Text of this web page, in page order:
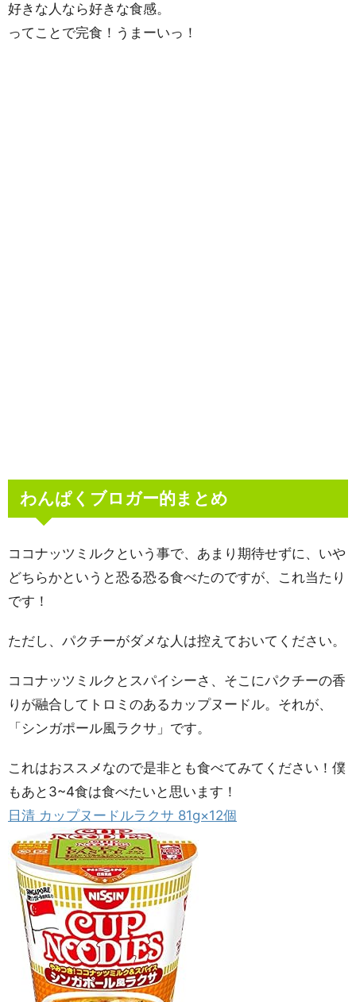
好きな人なら好きな食感。
ってことで完食！うまーいっ！
わんぱくブロガー的まとめ
ココナッツミルクという事で、あまり期待せずに、いや
どちらかというと恐る恐る食べたのですが、これ当たり
です！
ただし、パクチーがダメな人は控えておいてください。
ココナッツミルクとスパイシーさ、そこにパクチーの香
りが融合してトロミのあるカップヌードル。それが、
「シンガポール風ラクサ」です。
これはおススメなので是非とも食べてみてください！僕
もあと3~4食は食べたいと思います！
日清 カップヌードルラクサ 81g×12個